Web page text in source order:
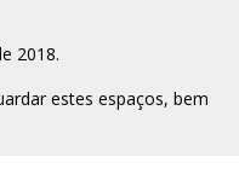
2018.
estes espaços, bem